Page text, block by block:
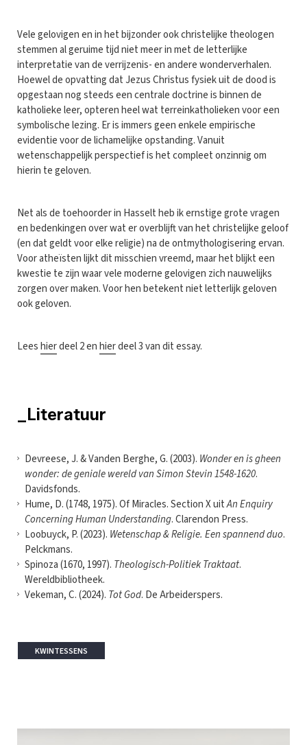
Vele gelovigen en in het bijzonder ook christelijke theologen
stemmen al geruime tijd niet meer in met de letterlijke
interpretatie van de verrijzenis- en andere wonderverhalen.
Hoewel de opvatting dat Jezus Christus fysiek uit de dood is
opgestaan nog steeds een centrale doctrine is binnen de
katholieke leer, opteren heel wat terreinkatholieken voor een
symbolische lezing. Er is immers geen enkele empirische
evidentie voor de lichamelijke opstanding. Vanuit
wetenschappelijk perspectief is het compleet onzinnig om
hierin te geloven.
Net als de toehoorder in Hasselt heb ik ernstige grote vragen
en bedenkingen over wat er overblijft van het christelijke geloof
(en dat geldt voor elke religie) na de ontmythologisering ervan.
Voor atheïsten lijkt dit misschien vreemd, maar het blijkt een
kwestie te zijn waar vele moderne gelovigen zich nauwelijks
zorgen over maken. Voor hen betekent niet letterlijk geloven
ook geloven.
Leeshierdeel 2 enhierdeel 3 van dit essay.
_Literatuur
Devreese, J. & Vanden Berghe, G. (2003). Wonder en is gheen
wonder: de geniale wereld van Simon Stevin 1548-1620.
Davidsfonds.
Hume, D. (1748, 1975). Of Miracles. Section X uitAn Enquiry
Concerning Human Understanding. Clarendon Press.
Loobuyck, P. (2023). Wetenschap & Religie. Een spannend duo.
Pelckmans.
Spinoza (1670, 1997). Theologisch-Politiek Traktaat.
Wereldbibliotheek.
Vekeman, C. (2024). Tot God. De Arbeiderspers.
KWINTESSENS